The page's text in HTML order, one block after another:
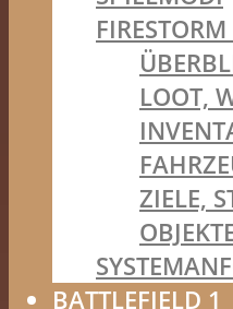
LOOT,
ZIELE,
BATTLEFIELD 1